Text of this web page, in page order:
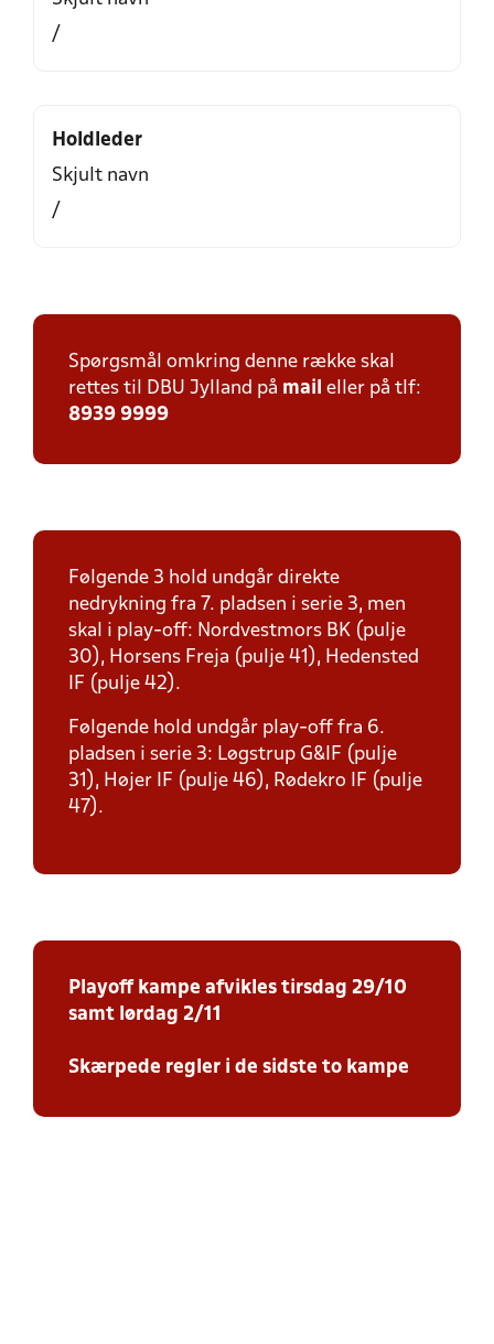
/
Holdleder
Skjult navn
/
Spørgsmål omkring denne række skal
rettes til DBU Jylland på mail eller på tlf:
8939 9999
Følgende 3 hold undgår direkte
nedrykning fra 7. pladsen i serie 3, men
skal i play-off: Nordvestmors BK (pulje
30), Horsens Freja (pulje 41), Hedensted
IF (pulje 42).
Følgende hold undgår play-off fra 6.
pladsen i serie 3: Løgstrup G&IF (pulje
31), Højer IF (pulje 46), Rødekro IF (pulje
47).
Playoff kampe afvikles tirsdag 29/10
samt lørdag 2/11
Skærpede regler i de sidste to kampe